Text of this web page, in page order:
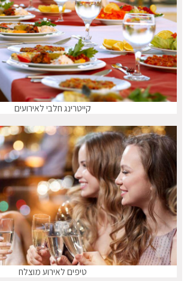
קייטרינג חלבי לאירועים
טיפים לאירוע מוצלח